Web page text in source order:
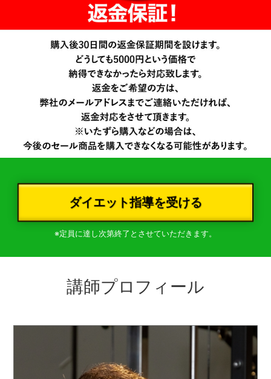
ダイエット指導を受ける
※定員に達し次第終了とさせていただきます。
講師プロフィール